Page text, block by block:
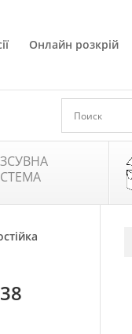
Онлайн розкрій